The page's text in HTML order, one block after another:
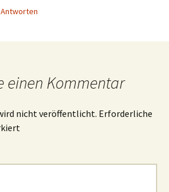
Antworten
einen Kommentar
nicht veröffentlicht. Erforderliche